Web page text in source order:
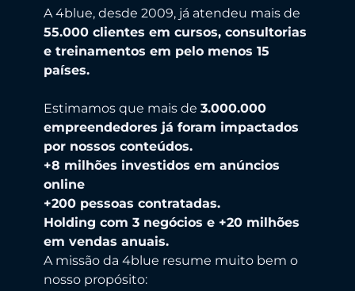
A 4blue, desde 2009, já atendeu mais de
55.000 clientes em cursos, consultorias
e treinamentos em pelo menos 15
países.
Estimamos que mais de 3.000.000
empreendedores já foram impactados
por nossos conteúdos.
+8 milhões investidos em anúncios
online
+200 pessoas contratadas.
Holding com 3 negócios e +20 milhões
em vendas anuais.
A missão da 4blue resume muito bem o
nosso propósito: